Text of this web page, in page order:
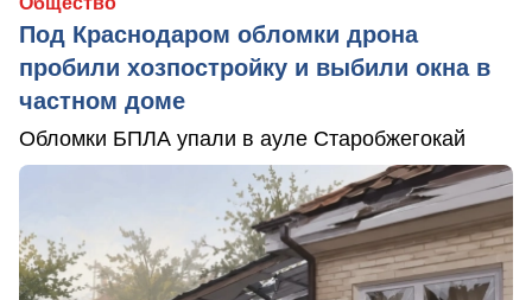
Под Краснодаром обломки дрона
пробили хозпостройку и выбили окна в
частном доме
Обломки БПЛА упали в ауле Старобжегокай